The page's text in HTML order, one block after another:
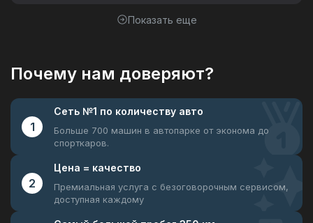
Показать еще
Почему нам доверяют?
1
Сеть №1 по количеству авто
Больше 700 машин в автопарке от эконома до
спорткаров.
2
Цена = качество
Премиальная услуга с безоговорочным сервисом,
доступная каждому